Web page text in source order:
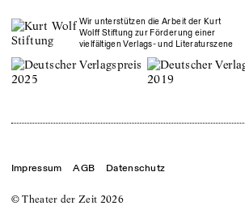
Wir unterstützen die Arbeit der Kurt
Wolff Stiftung zur Förderung einer
vielfältigen Verlags- und Literaturszene
© Theater der Zeit 2026
Impressum AGB Datenschutz